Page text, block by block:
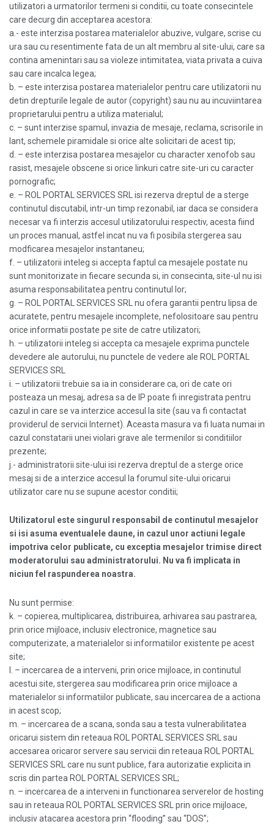
utilizatori a urmatorilor termeni si conditii, cu toate consecintele
care decurg din acceptarea acestora:
a.- este interzisa postarea materialelor abuzive, vulgare, scrise cu
ura sau cu resentimente fata de un alt membru al site-ului, care sa
contina amenintari sau sa violeze intimitatea, viata privata a cuiva
sau care incalca legea;
b. – este interzisa postarea materialelor pentru care utilizatorii nu
detin drepturile legale de autor (copyright) sau nu au incuviintarea
proprietarului pentru a utiliza materialul;
c. – sunt interzise spamul, invazia de mesaje, reclama, scrisorile in
lant, schemele piramidale si orice alte solicitari de acest tip;
d. – este interzisa postarea mesajelor cu character xenofob sau
rasist, mesajele obscene si orice linkuri catre site-uri cu caracter
pornografic;
e. – ROL PORTAL SERVICES SRL isi rezerva dreptul de a sterge
continutul discutabil, intr-un timp rezonabil, iar daca se considera
necesar va fi interzis accesul utilizatorului respectiv, acesta fiind
un proces manual, astfel incat nu va fi posibila stergerea sau
modficarea mesajelor instantaneu;
f. – utilizatorii inteleg si accepta faptul ca mesajele postate nu
sunt monitorizate in fiecare secunda si, in consecinta, site-ul nu isi
asuma responsabilitatea pentru continutul lor;
g. – ROL PORTAL SERVICES SRL nu ofera garantii pentru lipsa de
acuratete, pentru mesajele incomplete, nefolositoare sau pentru
orice informatii postate pe site de catre utilizatori;
h. – utilizatorii inteleg si accepta ca mesajele exprima punctele
devedere ale autorului, nu punctele de vedere ale ROL PORTAL
SERVICES SRL
i. – utilizatorii trebuie sa ia in considerare ca, ori de cate ori
posteaza un mesaj, adresa sa de IP poate fi inregistrata pentru
cazul in care se va interzice accesul la site (sau va fi contactat
providerul de servicii Internet). Aceasta masura va fi luata numai in
cazul constatarii unei violari grave ale termenilor si conditiilor
prezente;
j.- administratorii site-ului isi rezerva dreptul de a sterge orice
mesaj si de a interzice accesul la forumul site-ului oricarui
utilizator care nu se supune acestor conditii;
Utilizatorul este singurul responsabil de continutul mesajelor
si isi asuma eventualele daune, in cazul unor actiuni legale
impotriva celor publicate, cu exceptia mesajelor trimise direct
moderatorului sau administratorului. Nu va fi implicata in
niciun fel raspunderea noastra.
Nu sunt permise:
k. – copierea, multiplicarea, distribuirea, arhivarea sau pastrarea,
prin orice mijloace, inclusiv electronice, magnetice sau
computerizate, a materialelor si informatiilor existente pe acest
site;
l. – incercarea de a interveni, prin orice mijloace, in continutul
acestui site, stergerea sau modificarea prin orice mijloace a
materialelor si informatiilor publicate, sau incercarea de a actiona
in acest scop;
m. – incercarea de a scana, sonda sau a testa vulnerabilitatea
oricarui sistem din reteaua ROL PORTAL SERVICES SRL sau
accesarea oricaror servere sau servicii din reteaua ROL PORTAL
SERVICES SRL care nu sunt publice, fara autorizatie explicita in
scris din partea ROL PORTAL SERVICES SRL;
n. – incercarea de a interveni in functionarea serverelor de hosting
sau in reteaua ROL PORTAL SERVICES SRL prin orice mijloace,
inclusiv atacarea acestora prin “flooding” sau “DOS”;